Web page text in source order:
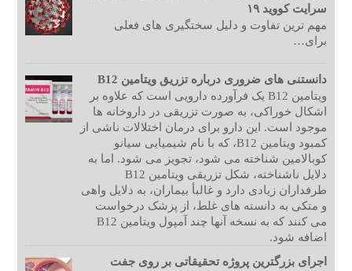
سرایت کووید ۱۹
مهم ترین تفاوت و دلیل سختگیری های فعلی
برای…
دانستنی های ضروری درباره تزریق ویتامین B12
ویتامین B12 یک فرآورده دارویی است که علاوه بر
اشکال خوراکی، به صورت تزریقی در داروخانه ها
موجود است. این دارو برای درمان اختلالات ناشی از
کمبود ویتامین B12، که با نام شیمیایی سیانو
کوبالامین شناخته می شود، تجویز می شود. اما به
دلایل ناشناخته، شکل تزریقی ویتامین B12
طرفداران زیادی دارد و غالبأ بیماران، به دلایل واهی
و متکی به دانسته های غلط، از پزشک درخواست
می کنند که به نسخه آنها چند آمپول ویتامین B12
اضافه شود.
اجرای بزرگترین پروژه تحقیقاتی بر روی جفت